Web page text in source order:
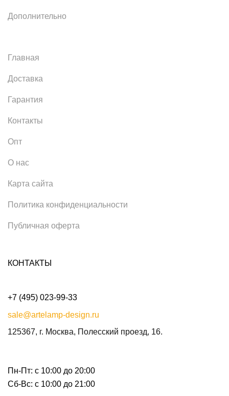
Дополнительно
Главная
Доставка
Гарантия
Контакты
Опт
О нас
Карта сайта
Политика конфиденциальности
Публичная оферта
КОНТАКТЫ
+7 (495) 023-99-33
sale@artelamp-design.ru
125367, г. Москва, Полесский проезд, 16.
Пн-Пт: с 10:00 до 20:00
Сб-Вс: с 10:00 до 21:00